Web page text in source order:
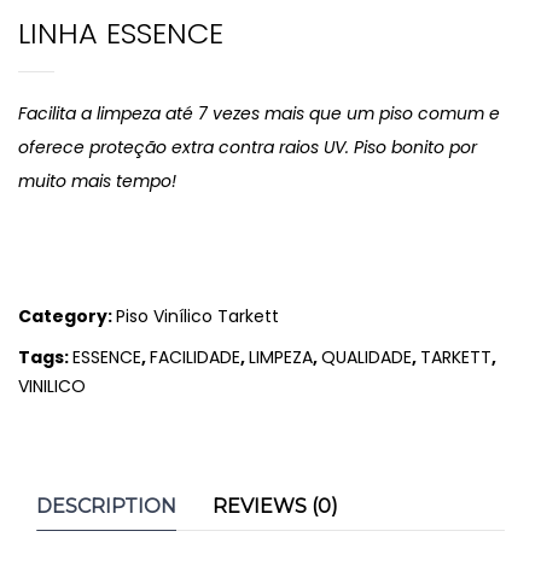
LINHA ESSENCE
Facilita a limpeza até 7 vezes mais que um piso comum e
oferece proteção extra contra raios UV. Piso bonito por
muito mais tempo!
Category:Piso Vinílico Tarkett
Tags:ESSENCE,FACILIDADE,LIMPEZA,QUALIDADE, TARKETT,
VINILICO
DESCRIPTION REVIEWS (0)